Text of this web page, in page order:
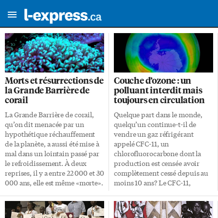
Morts et résurrections de
la Grande Barrière de
corail
La Grande Barrière de corail,
qu’on dit menacée par un
hypothétique réchauffement
de la planète, a aussi été mise à
mal dans un lointain passé par
le refroidissement. À deux
reprises, il y a entre 22 000 et 30
000 ans, elle est même «morte».
Terre évoluait vers ce que nous
appelons la dernière ère
Couche d’ozone : un
polluant interdit mais
toujours en circulation
Quelque part dans le monde,
quelqu’un continue-t-il de
vendre un gaz réfrigérant
appelé CFC-11, un
chlorofluorocarbone dont la
production est censée avoir
complètement cessé depuis au
moins 10 ans? Le CFC-11,
impact dévastateur sur la
couche d’ozone dans